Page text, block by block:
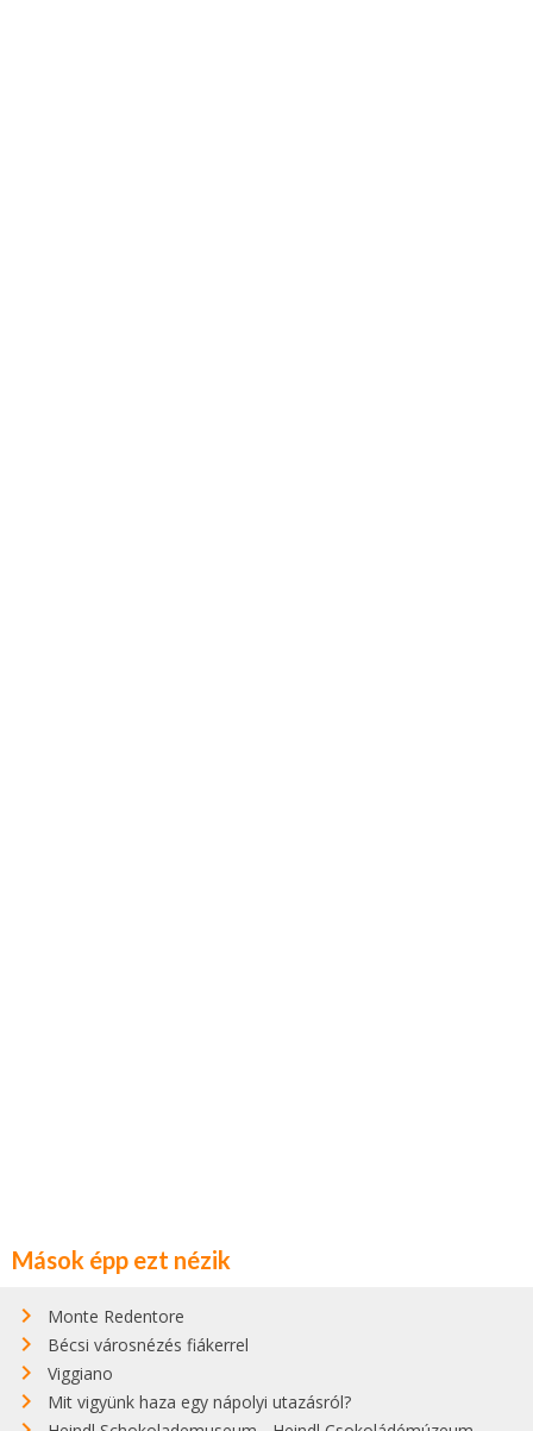
Mások épp ezt nézik
Monte Redentore
Bécsi városnézés fiákerrel
Viggiano
Mit vigyünk haza egy nápolyi utazásról?